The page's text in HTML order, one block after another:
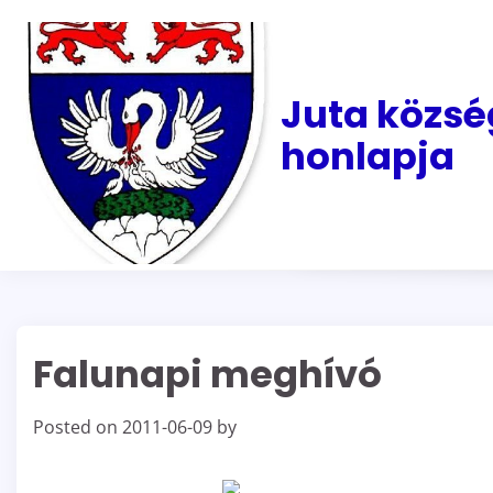
content
Juta
honlapja
Falunapi meghívó
Posted on 2011-06-09 by